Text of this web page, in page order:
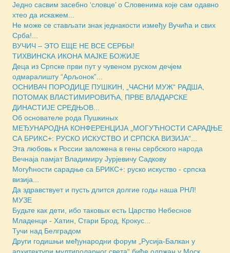
Једно сасвим засебно ‘словце’ о Словенима које сам одавно
хтео да искажем...
Не може се стављати знак једнакости између Вучића и свих
Срба!...
ВУЧИЧ – ЭТО ЕЩЕ НЕ ВСЕ СЕРБЫ!
ТИХВИНСКА ИКОНА МАЈКЕ БОЖИЈЕ
Деца из Српске први пут у чувеном руском дечјем
одмаралишту “Арљонок”...
ОСНИВАЧ ПОРОДИЦЕ ПУШКИН, „ЧАСНИ МУЖ“ РАДША,
ПОТОМАК ВЛАСТИМИРОВИЋА, ПРВЕ ВЛАДАРСКЕ
ДИНАСТИЈЕ СРЕДЊОВ...
Об основателе рода Пушкиных
МЕЂУНАРОДНА КОНФЕРЕНЦИЈА „МОГУЋНОСТИ САРАДЊЕ
СА БРИКС+: РУСКО ИСКУСТВО И СРПСКА ВИЗИЈА“...
Эта любовь к России заложена в гены сербского народа
Вечнаја памјат Владимиру Јурјевичу Садкову
Могућности сарадње са БРИКС+: руско искуство - српска
визија...
Да здравствует и пусть длится долгие годы наша РНЛ!
МУЗЕ
Будьте как дети, ибо таковых есть Царство Небесное
Младенци - Хатин, Стари Брод, Крокус...
Тучи над Белградом
Други годишњи међународни форум „Русија-Балкан у